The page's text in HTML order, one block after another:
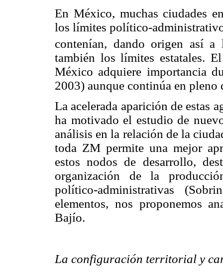
En México, muchas ciudades
los límites político-
contenían, dando origen así a
también los límites estatales.
México adquiere importancia
2003) aunque continúa en pleno
La acelerada aparición de estas
ha motivado el estudio de
análisis en la relación de la
toda ZM permite una mejor
estos nodos de desarrollo,
organización de la
político-administrativas
elementos, nos proponemos
Bajío.
La configuración territorial y